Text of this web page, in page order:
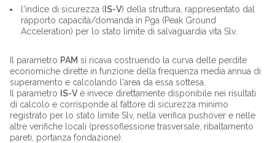
l'indice di sicurezza (IS-V) della struttura, rappresentato dal
rapporto capacità/domanda in Pga (Peak Ground
Acceleration) per lo stato limite di salvaguardia vita Slv.
Il parametro PAM si ricava costruendo la curva delle perdite
economiche dirette in funzione della frequenza media annua di
superamento e calcolando l'area da essa sottesa.
Il parametro IS-Vè invece direttamente disponibile nei risultati
di calcolo e corrisponde al fattore di sicurezza minimo
registrato per lo stato limite Slv, nella verifica pushover e nelle
altre verifiche locali (pressoflessione trasversale, ribaltamento
pareti, portanza fondazione).